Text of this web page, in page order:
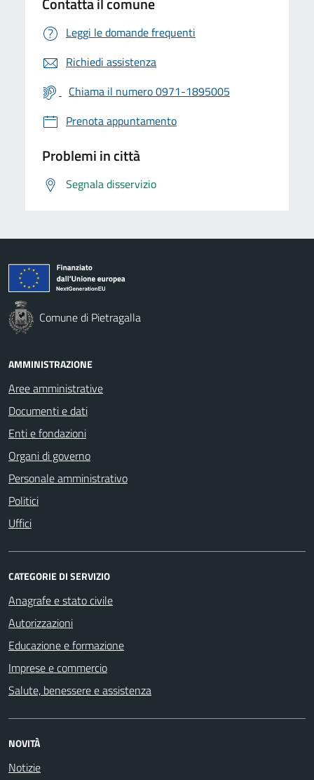
Leggi le domande frequenti
Richiedi assistenza
Chiama il numero 0971-1895005
Prenota appuntamento
Problemi in città
Segnala disservizio
Comune di Pietragalla
AMMINISTRAZIONE
Aree amministrative
Documenti e dati
Enti e fondazioni
Organi di governo
Personale amministrativo
Politici
Uffici
CATEGORIE DI SERVIZIO
Anagrafe e stato civile
Autorizzazioni
Educazione e formazione
Imprese e commercio
Salute, benessere e assistenza
NOVITÀ
Notizie